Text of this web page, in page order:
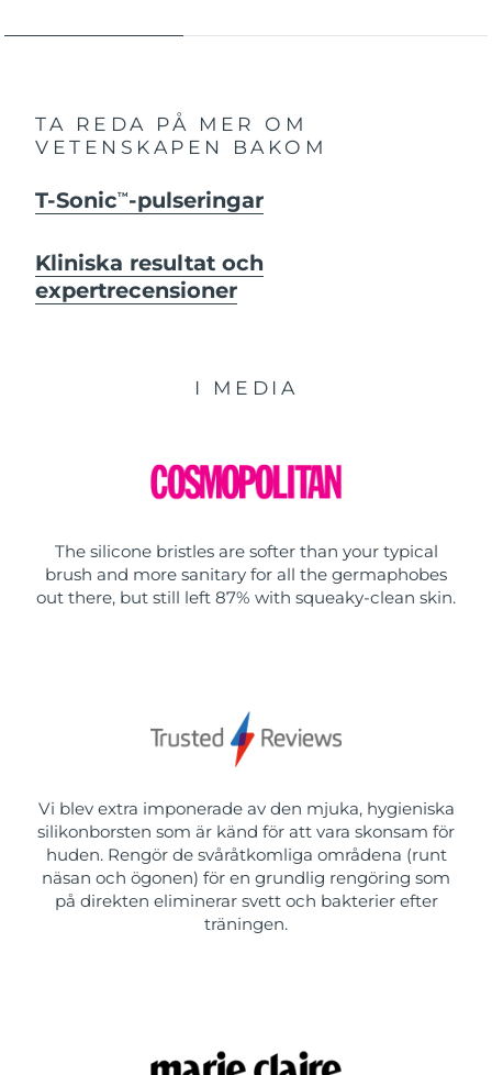
TA REDA PÅ MER OM
VETENSKAPEN BAKOM
T-SonicTM -pulseringar
Kliniska resultat och
expertrecensioner
I MEDIA
The silicone bristles are softer than your typical
brush and more sanitary for all the germaphobes
out there, but still left 87% with squeaky-clean skin.
Vi blev extra imponerade av den mjuka, hygieniska
silikonborsten som är känd för att vara skonsam för
huden. Rengör de svåråtkomliga områdena (runt
näsan och ögonen) för en grundlig rengöring som
på direkten eliminerar svett och bakterier efter
träningen.